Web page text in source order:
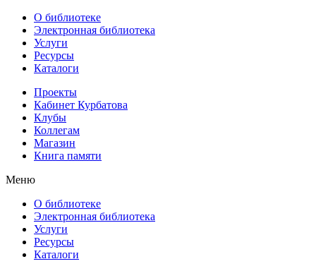
О библиотеке
Электронная библиотека
Услуги
Ресурсы
Каталоги
Проекты
Кабинет Курбатова
Клубы
Коллегам
Магазин
Книга памяти
Меню
О библиотеке
Электронная библиотека
Услуги
Ресурсы
Каталоги